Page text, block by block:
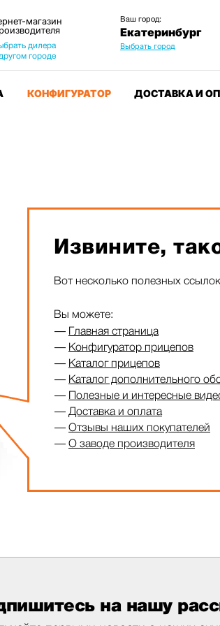
магазин
дилера
городе
Ваш город:
Екатеринбург
Выбрать город
КОНФИГУРАТОР ДОСТАВКА И
Извините,
Вот несколько полезных
Вы можете:
Главная страница
Конфигуратор прицепов
Каталог прицепов
Каталог дополнительного
Полезные и интересные
Доставка и оплата
Отзывы наших покупателей
О заводе производителя
на нашу